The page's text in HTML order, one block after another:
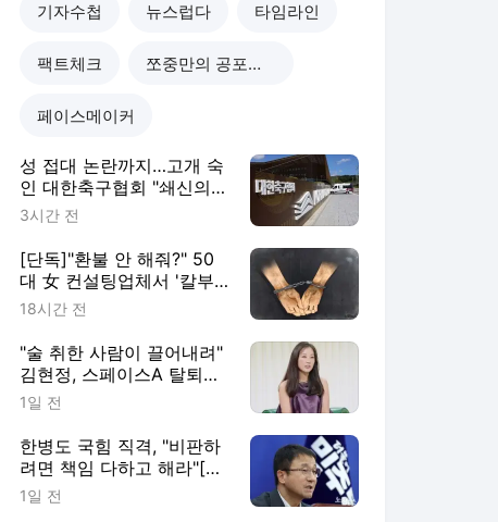
기자수첩 뉴스럽다 타임라인
팩트체크 쪼중만의 공포체험
페이스메이커
성 접대 논란까지…고개 숙
인 대한축구협회 "쇄신의
기회로 삼겠다"
3시간 전
[단독]"환불 안 해줘?" 50
대 女 컨설팅업체서 '칼부
림' 추격전
18시간 전
"술 취한 사람이 끌어내려"
김현정, 스페이스A 탈퇴한
까닭
1일 전
한병도 국힘 직격, "비판하
려면 책임 다하고 해라"[노
컷네컷]
1일 전